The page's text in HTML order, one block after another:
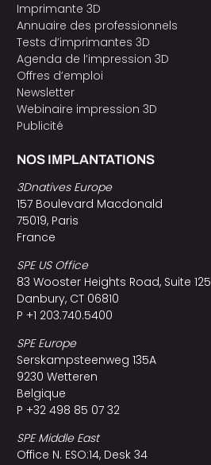
Imprimante 3D
Annuaire des professionnels
Tests d’imprimantes 3D
Agenda de l’impression 3D
Offres d’emploi
Newsletter
Webinaire impression 3D
Publicité
NOS IMPLANTATIONS
3Dnatives Europe
157 Boulevard Macdonald
75019, Paris
France
SPE US Office
83 Wooster Heights Road, Suite 125
Danbury, CT 06810
P +1 203.740.5400
SPE Europe
Serskampsteenweg 135A
9230 Wetteren
Belgique
P +32 498 85 07 32
SPE Middle East
Office N. ESO:14, Desk 34